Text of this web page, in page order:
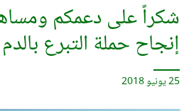
شكراً على دعمكم
إنجاح حملة التبرع بالدم
25 يونيو 2018